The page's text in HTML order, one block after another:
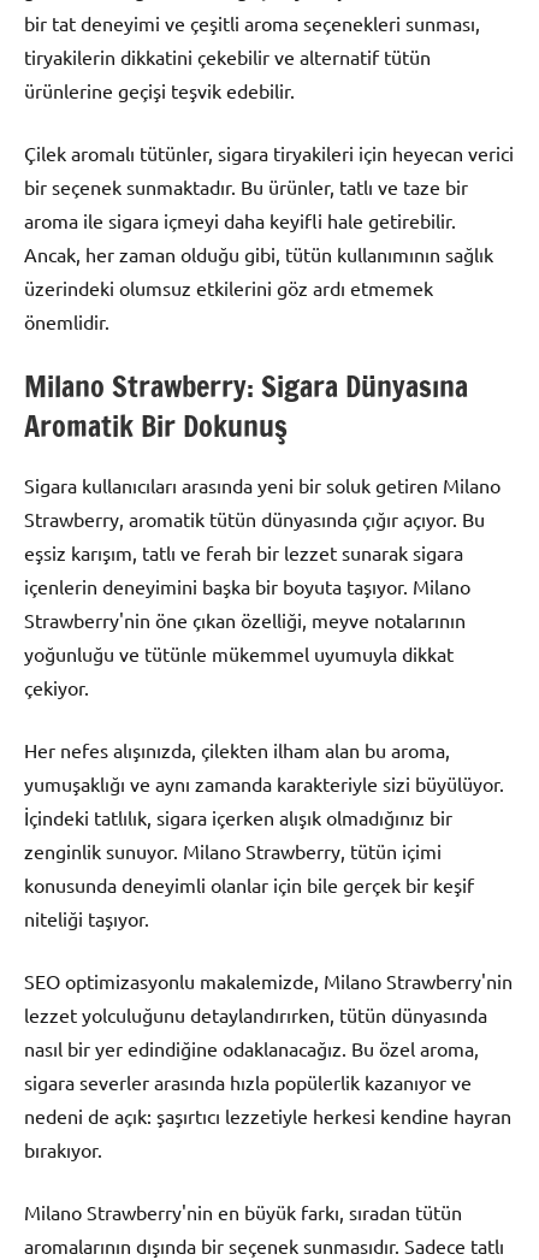
bir tat deneyimi ve çeşitli aroma seçenekleri sunması,
tiryakilerin dikkatini çekebilir ve alternatif tütün
ürünlerine geçişi teşvik edebilir.
Çilek aromalı tütünler, sigara tiryakileri için heyecan verici
bir seçenek sunmaktadır. Bu ürünler, tatlı ve taze bir
aroma ile sigara içmeyi daha keyifli hale getirebilir.
Ancak, her zaman olduğu gibi, tütün kullanımının sağlık
üzerindeki olumsuz etkilerini göz ardı etmemek
önemlidir.
Milano Strawberry: Sigara Dünyasına
Aromatik Bir Dokunuş
Sigara kullanıcıları arasında yeni bir soluk getiren Milano
Strawberry, aromatik tütün dünyasında çığır açıyor. Bu
eşsiz karışım, tatlı ve ferah bir lezzet sunarak sigara
içenlerin deneyimini başka bir boyuta taşıyor. Milano
Strawberry'nin öne çıkan özelliği, meyve notalarının
yoğunluğu ve tütünle mükemmel uyumuyla dikkat
çekiyor.
Her nefes alışınızda, çilekten ilham alan bu aroma,
yumuşaklığı ve aynı zamanda karakteriyle sizi büyülüyor.
İçindeki tatlılık, sigara içerken alışık olmadığınız bir
zenginlik sunuyor. Milano Strawberry, tütün içimi
konusunda deneyimli olanlar için bile gerçek bir keşif
niteliği taşıyor.
SEO optimizasyonlu makalemizde, Milano Strawberry'nin
lezzet yolculuğunu detaylandırırken, tütün dünyasında
nasıl bir yer edindiğine odaklanacağız. Bu özel aroma,
sigara severler arasında hızla popülerlik kazanıyor ve
nedeni de açık: şaşırtıcı lezzetiyle herkesi kendine hayran
bırakıyor.
Milano Strawberry'nin en büyük farkı, sıradan tütün
aromalarının dışında bir seçenek sunmasıdır. Sadece tatlı